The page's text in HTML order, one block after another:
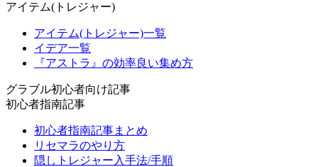
アイテム(トレジャー)
アイテム(トレジャー)一覧
イデア一覧
『アストラ』の効率良い集め方
グラブル初心者向け記事
初心者指南記事
初心者指南記事まとめ
リセマラのやり方
隠しトレジャー入手法/手順